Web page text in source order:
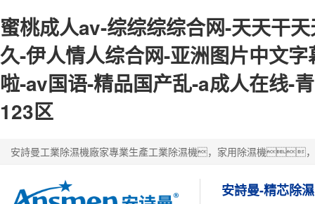
蜜桃成人av-综综综综合网-天天干
久-伊人情人综合网-亚洲图片中文
啦-av国语-精品国产乱-a成人在线-
123区
安詩曼工業除濕機廠家專業生產工業除濕機，家用除濕機
安詩曼-精芯除